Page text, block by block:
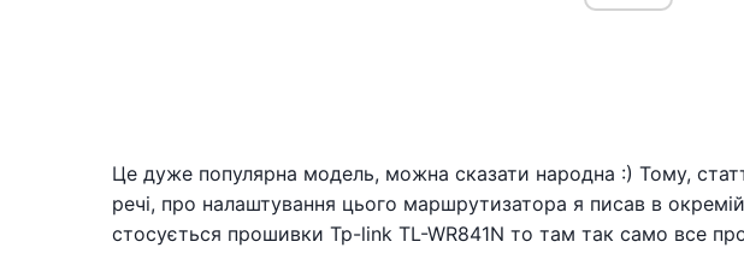
Це дуже популярна модель, можна сказати народна :) Тому,
речі, про налаштування цього маршрутизатора я писав в
стосується прошивки Tp-link TL-WR841N то там так само все